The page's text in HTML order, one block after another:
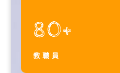
80+
教職員